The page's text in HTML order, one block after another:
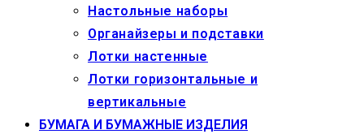
Настольные наборы
Органайзеры и подставки
Лотки настенные
Лотки горизонтальные и
вертикальные
БУМАГА И БУМАЖНЫЕ ИЗДЕЛИЯ